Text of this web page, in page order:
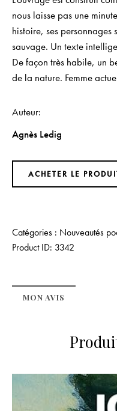
nous laisse pas une
histoire, ses
sauvage. Un texte
De façon très habile, un
de la nature. Femme
Auteur
Agnès Ledig
ACHETER LE
Catégories : Nouveautés
Product ID: 3342
MON AVIS